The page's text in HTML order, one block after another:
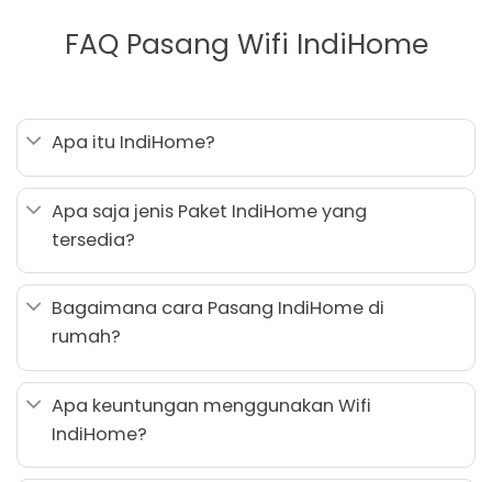
FAQ Pasang Wifi IndiHome
Apa itu IndiHome?
Apa saja jenis Paket IndiHome yang
tersedia?
Bagaimana cara Pasang IndiHome di
rumah?
Apa keuntungan menggunakan Wifi
IndiHome?